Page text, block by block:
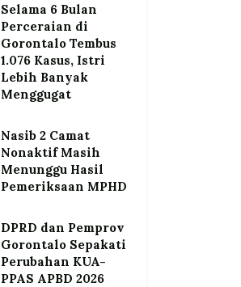
Selama 6 Bulan
Perceraian di
Gorontalo Tembus
1.076 Kasus, Istri
Lebih Banyak
Menggugat
Nasib 2 Camat
Nonaktif Masih
Menunggu Hasil
Pemeriksaan MPHD
DPRD dan Pemprov
Gorontalo Sepakati
Perubahan KUA-
PPAS APBD 2026